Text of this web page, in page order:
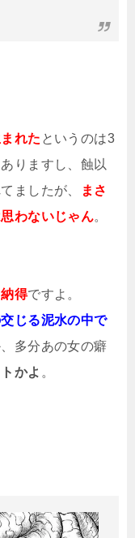
れた というのは3
りますし、蝕以
ましたが、
まさ
わないじゃん。
得ですよ。
じる泥水の中で
、多分あの女の癖
かよ 。